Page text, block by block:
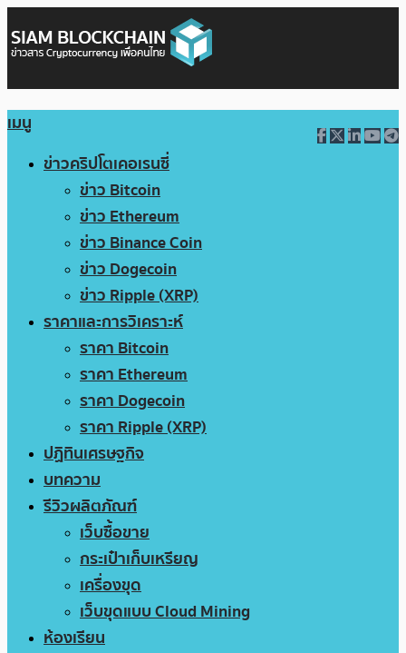
เมนู
ข่าวคริปโตเคอเรนซี่
ข่าว Bitcoin
ข่าว Ethereum
ข่าว Binance Coin
ข่าว Dogecoin
ข่าว Ripple (XRP)
ราคาและการวิเคราะห์
ราคา Bitcoin
ราคา Ethereum
ราคา Dogecoin
ราคา Ripple (XRP)
ปฏิทินเศรษฐกิจ
บทความ
รีวิวผลิตภัณฑ์
เว็บซื้อขาย
กระเป๋าเก็บเหรียญ
เครื่องขุด
เว็บขุดแบบ Cloud Mining
ห้องเรียน